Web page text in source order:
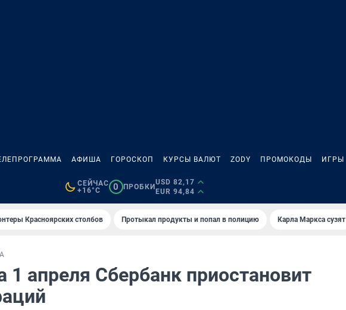
АФИША ГОРОСКОП КУРСЫ ВАЛЮТ ZODY ПРОМОКОДЫ ИГРЫ
СЕЙЧАС
+16°C
0 ПРОБКИ
USD 82,17
EUR 94,84
Красноярских столбов Протыкал продукты и попал в полицию Карла Маркса сузят
1 апреля Сбербанк приостановит